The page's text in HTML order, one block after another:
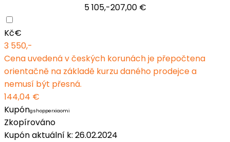
5 105,-207,00 €
Kč€
3 550,-
Cena uvedená v českých korunách je přepočtena
orientačně na základě kurzu daného prodejce a
nemusí být přesná.
144,04 €
Kupóngshopperxiaomi
Zkopírováno
Kupón aktuální k: 26.02.2024